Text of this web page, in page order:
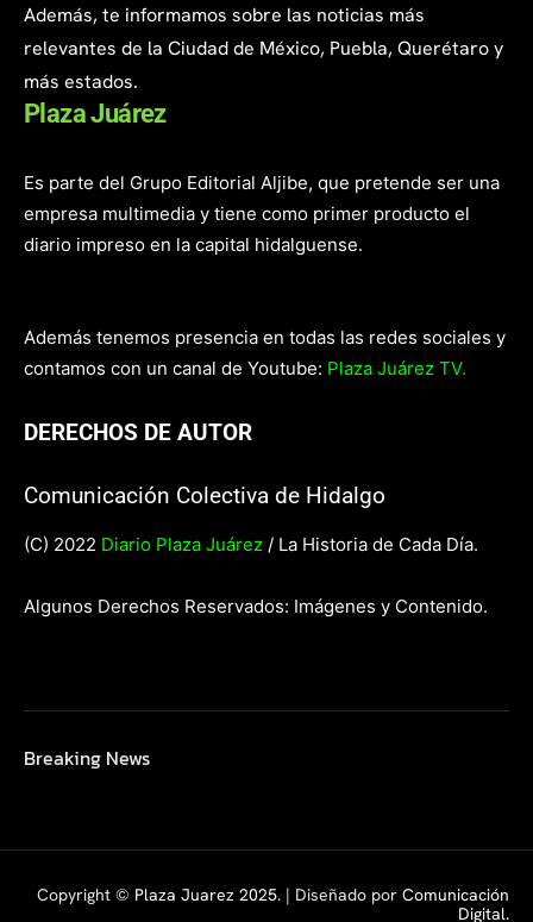
Además, te informamos sobre las noticias más
relevantes de la Ciudad de México, Puebla, Querétaro y
más estados.
Plaza Juárez
Es parte del Grupo Editorial Aljibe, que pretende ser una
empresa multimedia y tiene como primer producto el
diario impreso en la capital hidalguense.
Además tenemos presencia en todas las redes sociales y
contamos con un canal de Youtube: Plaza Juárez TV.
DERECHOS DE AUTOR
Comunicación Colectiva de Hidalgo
(C) 2022 Diario Plaza Juárez / La Historia de Cada Día.
Algunos Derechos Reservados: Imágenes y Contenido.
Breaking News
Copyright © Plaza Juarez 2025. | Diseñado por Comunicación
Digital.